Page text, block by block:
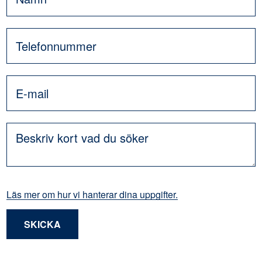
Läs mer om hur vi hanterar dina uppgifter.